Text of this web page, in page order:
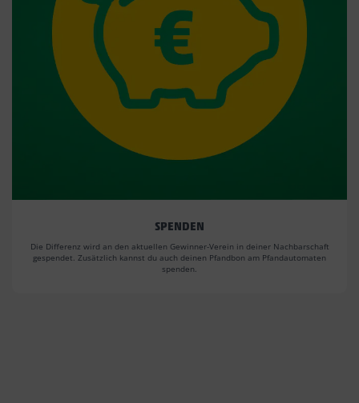
SPENDEN
Die Differenz wird an den aktuellen Gewinner-Verein in deiner Nachbarschaft
gespendet. Zusätzlich kannst du auch deinen Pfandbon am Pfandautomaten
spenden.